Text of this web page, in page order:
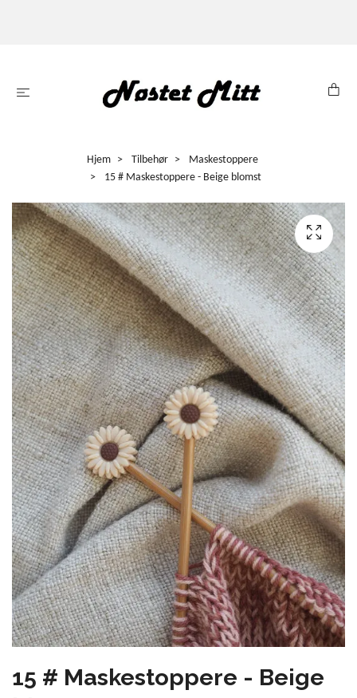
Hjem Tilbehør
Maskestoppere
15 # Maskestoppere - Beige blomst
15 # Maskestoppere - Beige